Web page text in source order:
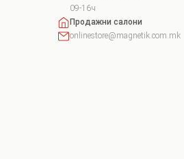
09-16ч
Продажни салони
onlinestore@magnetik.com.mk